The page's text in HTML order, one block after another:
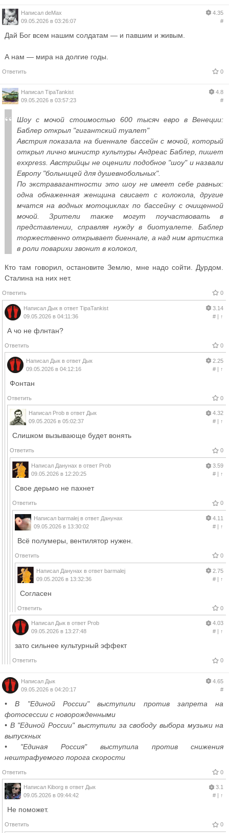
Написал deMax
09.05.2026 в 03:26:07
4.35
#
Дай Бог всем нашим солдатам — и павшим и живым.
А нам — мира на долгие годы.
Ответить 0
Написал TipaTankist
09.05.2026 в 03:57:23
4.8
#
Шоу с мочой стоимостью 600 тысяч евро в Венеции:
Баблер открыл "гигантский туалет"
Австрия показала на биеннале бассейн с мочой, который
открыл лично министр культуры Андреас Баблер, пишет
exxpress. Австрийцы не оценили подобное "шоу" и назвали
Европу "больницей для душевнобольных".
По экстравагантности это шоу не имеет себе равных:
одна обнаженная женщина свисает с колокола, другие
мчатся на водных мотоциклах по бассейну с очищенной
мочой. Зрители также могут поучаствовать в
представлении, справляя нужду в биотуалете. Баблер
торжественно открывает биеннале, а над ним артистка
в роли поварихи звонит в колокол,
Кто там говорил, остановите Землю, мне надо сойти. Дурдом.
Сталина на них нет.
Ответить 0
Написал Дык в ответ TipaTankist
09.05.2026 в 04:11:36
3.14
#| ↑
А чо не флнтан?
Ответить 0
Написал Дык в ответ Дык
09.05.2026 в 04:12:16
2.25
#| ↑
Фонтан
Ответить 0
Написал Prob в ответ Дык
09.05.2026 в 05:02:37
4.32
#| ↑
Слишком вызывающе будет вонять
Ответить 0
Написал Данунах в ответ Prob
09.05.2026 в 12:20:25
3.59
#| ↑
Свое дерьмо не пахнет
Ответить 0
Написал barmalej в ответ Данунах
09.05.2026 в 13:30:02
4.11
#| ↑
Всё полумеры, вентилятор нужен.
Ответить 0
Написал Данунах в ответ barmalej
09.05.2026 в 13:32:36
2.75
#| ↑
Согласен
Ответить 0
Написал Дык в ответ Prob
09.05.2026 в 13:27:48
4.03
#| ↑
зато сильнее культурный эффект
Ответить 0
Написал Дык
09.05.2026 в 04:20:17
4.65
#
• В "Единой России" выступили против запрета на
фотосессии с новорожденными
• В "Единой России" выступили за свободу выбора музыки на
выпускных
• "Единая Россия" выступила против снижения
нештрафуемого порога скорости
Ответить 0
Написал Kiborg в ответ Дык
09.05.2026 в 09:44:42
3.1
#| ↑
Не поможет.
Ответить 0